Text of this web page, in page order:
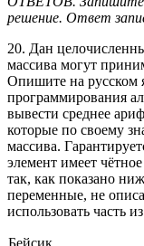
решение. Ответ
20. Дан
массива могут
Опишите на русском
программирования
вывести среднее
которые по своему
массива.
элемент имеет
так, как показано
переменные, не
использовать часть